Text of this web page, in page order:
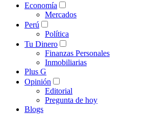
Economía
Mercados
Perú
Política
Tu Dinero
Finanzas Personales
Inmobiliarias
Plus G
Opinión
Editorial
Pregunta de hoy
Blogs